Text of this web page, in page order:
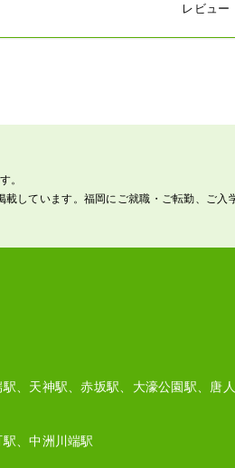
レビュー
。
載しています。福岡にご就職・ご転勤、ご
、天神駅、赤坂駅、大濠公園駅、唐
、中洲川端駅